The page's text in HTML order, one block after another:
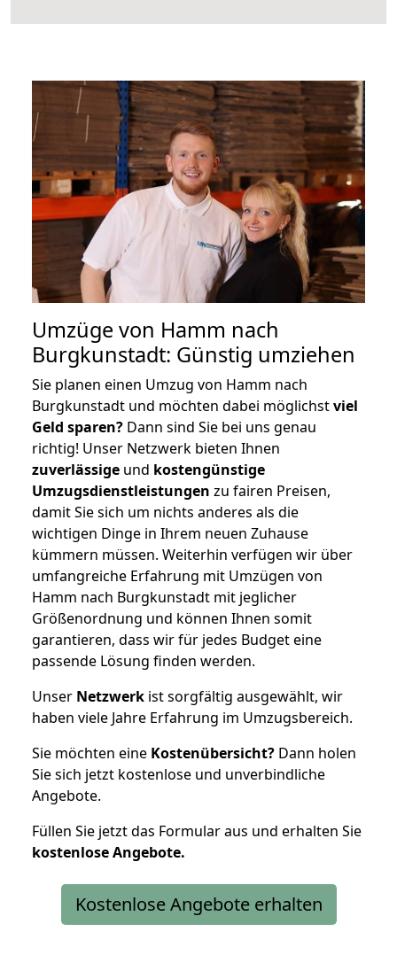
Umzüge von Hamm nach
Burgkunstadt: Günstig umziehen
Sie planen einen Umzug von Hamm nach
Burgkunstadt und möchten dabei möglichstviel
Geld sparen? Dann sind Sie bei uns genau
richtig! Unser Netzwerk bieten Ihnen
zuverlässige und kostengünstige
Umzugsdienstleistungen zu fairen Preisen,
damit Sie sich um nichts anderes als die
wichtigen Dinge in Ihrem neuen Zuhause
kümmern müssen. Weiterhin verfügen wir über
umfangreiche Erfahrung mit Umzügen von
Hamm nach Burgkunstadt mit jeglicher
Größenordnung und können Ihnen somit
garantieren, dass wir für jedes Budget eine
passende Lösung finden werden.
Unser Netzwerk ist sorgfältig ausgewählt, wir
haben viele Jahre Erfahrung im Umzugsbereich.
Sie möchten eine Kostenübersicht? Dann holen
Sie sich jetzt kostenlose und unverbindliche
Angebote.
Füllen Sie jetzt das Formular aus und erhalten Sie
kostenloseAngebote.
Kostenlose Angebote erhalten